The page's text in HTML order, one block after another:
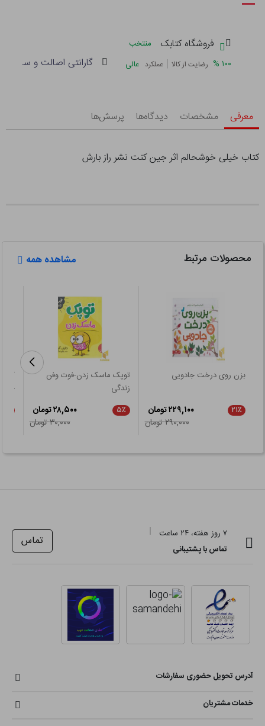
فروشگاه کتابک
منتخب
۱۰۰ % رضایت از کالا | عملکرد عالی گارانتی اصالت و سلامت
معرفی مشخصات دیدگاه‌ها پرسش‌ها
کتاب خیلی خوشحالم اثر جین کنت نشر راز بارش
محصولات مرتبط مشاهده همه
بزن روی درخت جادویی
۲۱٪
۲۲۹,۱۰۰ تومان
۲۹۰,۰۰۰ تومان
توپک ماسک زدن-فوت وفن
زندگی
۵٪
۲۸,۵۰۰ تومان
۳۰,۰۰۰ تومان
۷ روز هفته، ۲۴ ساعت
تماس با پشتیبانی
تماس
آدرس تحویل حضوری سفارشات
خدمات مشتریان